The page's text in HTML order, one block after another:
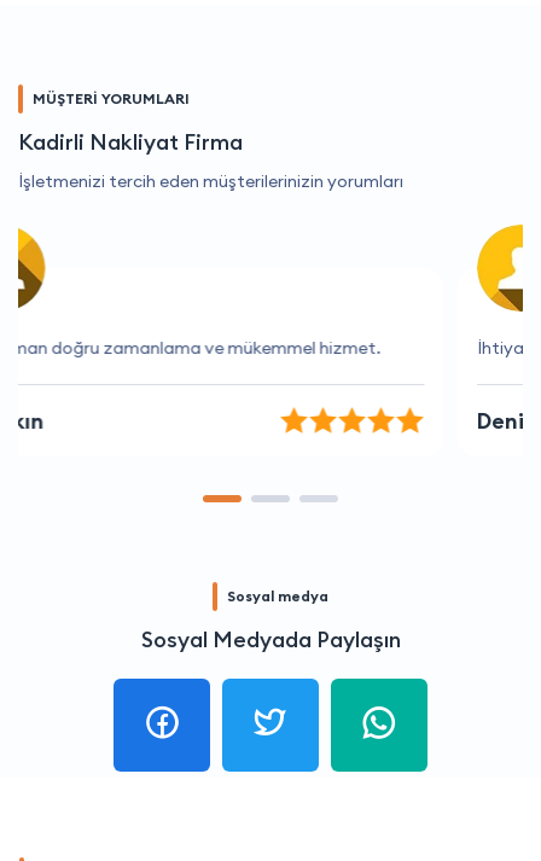
MÜŞTERİ YORUMLARI
Kadirli Nakliyat Firma
İşletmenizi tercih eden müşterilerinizin yorumları
İhtiyaçlarımı tam olarak anlayan bir firma.
Deniz Dağ
Sosyal medya
Sosyal Medyada Paylaşın